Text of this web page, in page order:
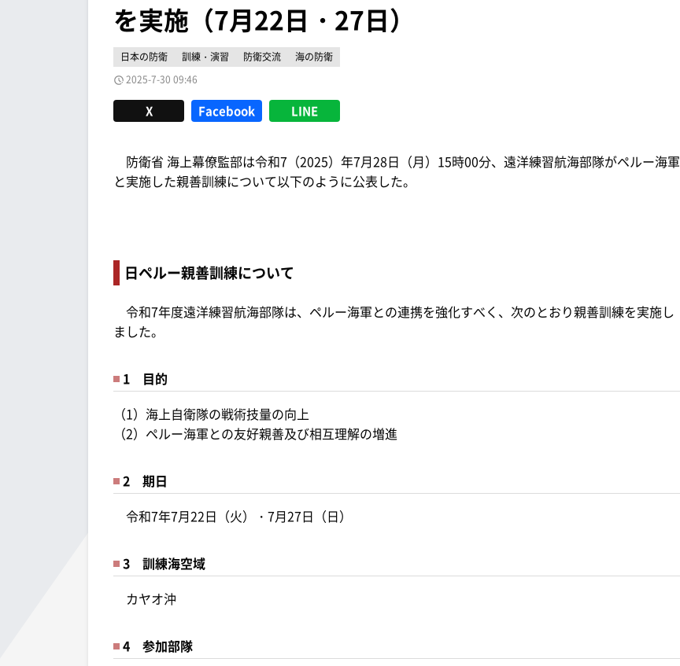
を実施（7月22日・27日）
日本の防衛 訓練・演習 防衛交流
海の防衛
2025-7-30 09:46
X Facebook LINE
防衛省 海上幕僚監部は令和7（2025）年7月28日（月）15時00分、遠洋練習航海部隊がペルー海軍
と実施した親善訓練について以下のように公表した。
日ペルー親善訓練について
令和7年度遠洋練習航海部隊は、ペルー海軍との連携を強化すべく、次のとおり親善訓練を実施し
ました。
1 目的
（1）海上自衛隊の戦術技量の向上
（2）ペルー海軍との友好親善及び相互理解の増進
2 期日
令和7年7月22日（火）・7月27日（日）
3 訓練海空域
カヤオ沖
4 参加部隊